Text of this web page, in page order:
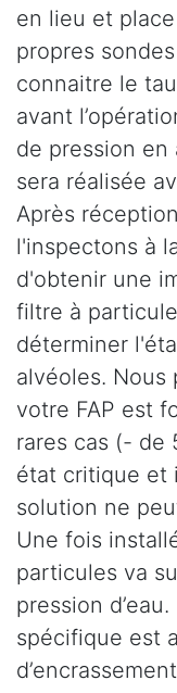
en lieu et
propres
connaitre le
avant
de pression en
sera réalisée
Après
l'inspectons à
d'obtenir une
filtre à
déterminer
alvéoles. Nous
votre FAP est
rares cas (- de
état critique et
solution ne
Une fois
particules va
pression
spécifique est